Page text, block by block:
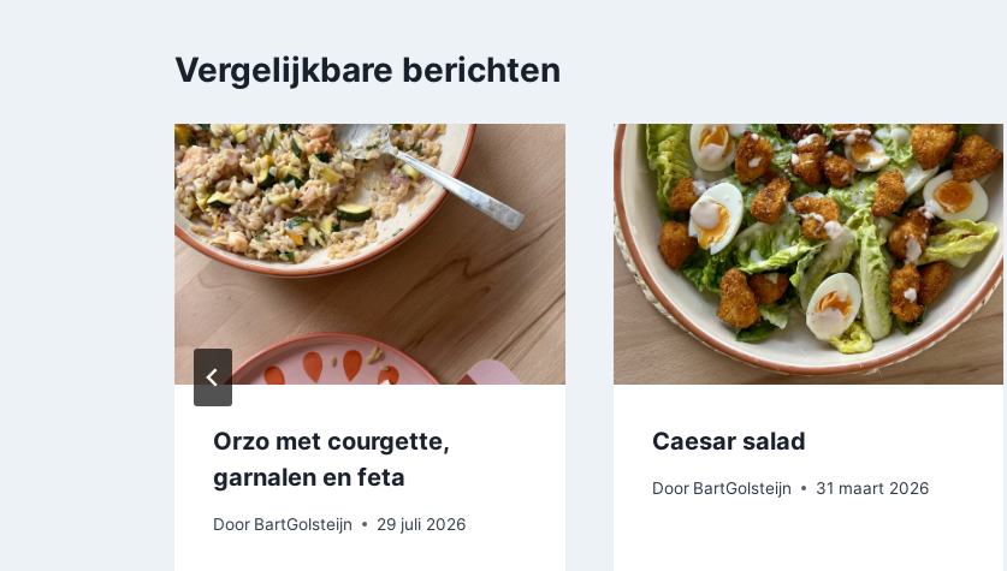
Vergelijkbare berichten
Orzo met courgette,
garnalen en feta
Door BartGolsteijn 29 juli 2026
Caesar salad
Door BartGolsteijn 31 maart 2026